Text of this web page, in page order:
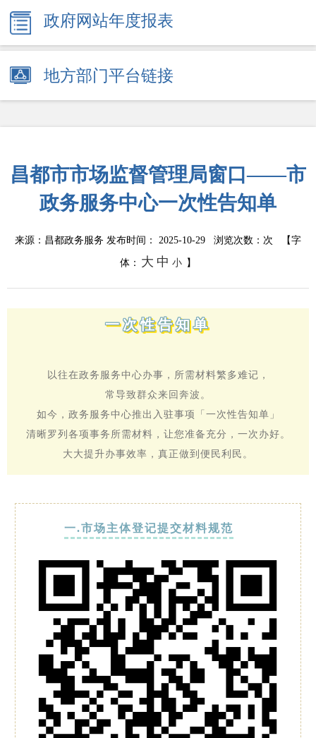
人事信息
回应关切
村级组织依法履职和协助政府工作事项清单
新闻发布会
重大行政决策
政府网站年度报表
地方部门平台链接
昌都市市场监督管理局窗口——市
政务服务中心一次性告知单
来源：昌都政务服务 发布时间： 2025-10-29 浏览次数： 次 【字
体： 大 中 小 】
一次性告知单
以往在政务服务中心办事，所需材料繁多难记，
常导致群众来回奔波。
如今，政务服务中心推出入驻事项「一次性告知单」
清晰罗列各项事务所需材料，让您准备充分，一次办好。
大大提升办事效率，真正做到便民利民。
一.市场主体登记提交材料规范